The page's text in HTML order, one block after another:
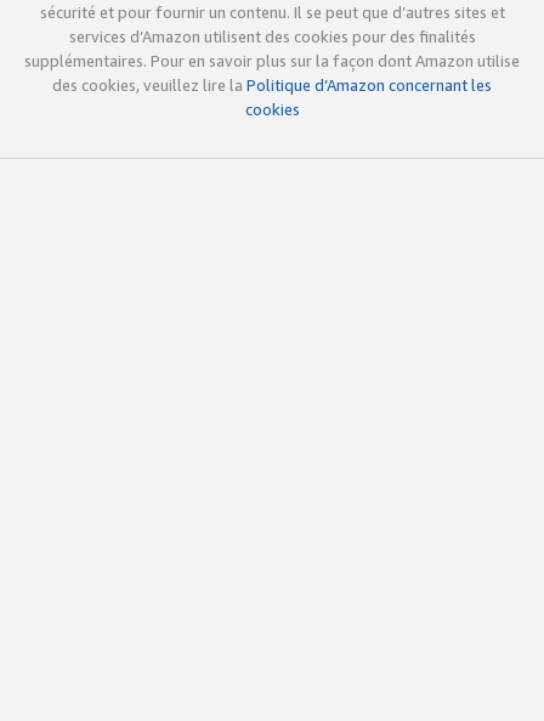
sécurité et pour fournir un contenu. Il se peut que d’autres sites et
services d’Amazon utilisent des cookies pour des finalités
supplémentaires. Pour en savoir plus sur la façon dont Amazon utilise
des cookies, veuillez lire la Politique d’Amazon concernant les
cookies